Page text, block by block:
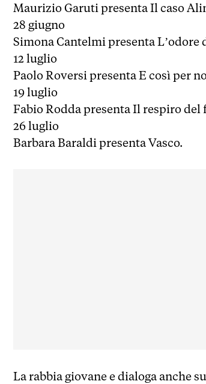
Maurizio Garuti presenta Il caso
28 giugno
Simona Cantelmi presenta L’odore
12 luglio
Paolo Roversi presenta E così per
19 luglio
Fabio Rodda presenta Il respiro del
26 luglio
Barbara Baraldi presenta Vasco.
La rabbia giovane e dialoga anche